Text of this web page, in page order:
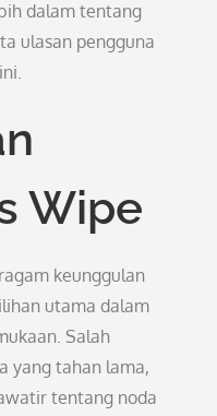
dalam tentang
ulasan pengguna
Wipe
keunggulan
utama dalam
Salah
yang tahan lama,
tentang noda